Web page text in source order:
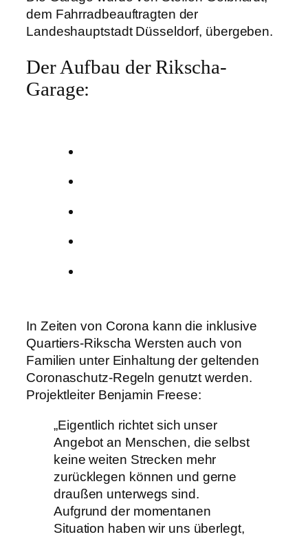
dem Fahrradbeauftragten der
Landeshauptstadt Düsseldorf, übergeben.
Der Aufbau der Rikscha-
Garage:
In Zeiten von Corona kann die inklusive
Quartiers-Rikscha Wersten auch von
Familien unter Einhaltung der geltenden
Coronaschutz-Regeln genutzt werden.
Projektleiter Benjamin Freese:
„Eigentlich richtet sich unser
Angebot an Menschen, die selbst
keine weiten Strecken mehr
zurücklegen können und gerne
draußen unterwegs sind.
Aufgrund der momentanen
Situation haben wir uns überlegt,